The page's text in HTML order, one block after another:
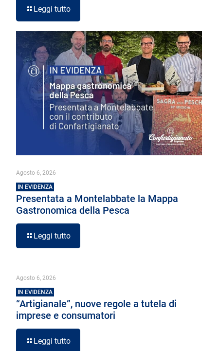
Leggi tutto
Agosto 6, 2026
IN EVIDENZA
Presentata a Montelabbate la Mappa
Gastronomica della Pesca
Leggi tutto
Agosto 6, 2026
IN EVIDENZA
“Artigianale”, nuove regole a tutela di
imprese e consumatori
Leggi tutto